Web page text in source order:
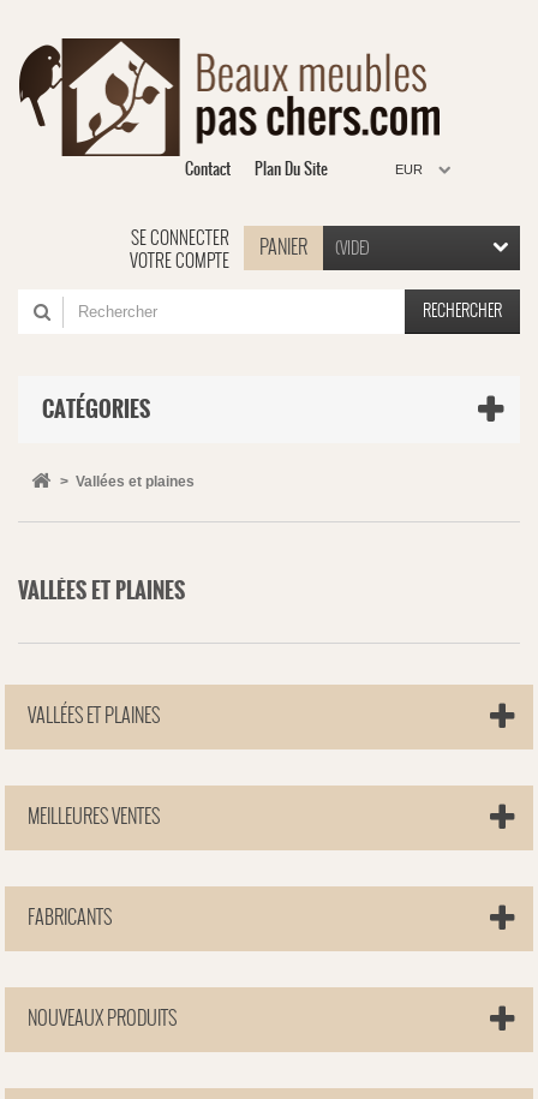
EUR
Contact Plan Du Site
PANIER (VIDE)
SE CONNECTER
VOTRE COMPTE
RECHERCHER
CATÉGORIES
> Vallées et plaines
VALLÉES ET PLAINES
VALLÉES ET PLAINES
MEILLEURES VENTES
FABRICANTS
NOUVEAUX PRODUITS